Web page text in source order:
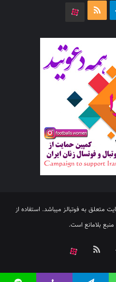
تلگرام خوراک
متعلق به فوتبالز میباشد. استفاده از
بلامانع است.
تلگرام خوراک